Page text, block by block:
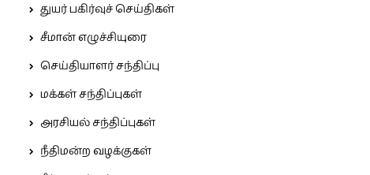
துயர் பகிர்வுச் செய்திகள்
சீமான் எழுச்சியுரை
செய்தியாளர் சந்திப்பு
மக்கள் சந்திப்புகள்
அரசியல் சந்திப்புகள்
நீதிமன்ற வழக்குகள்